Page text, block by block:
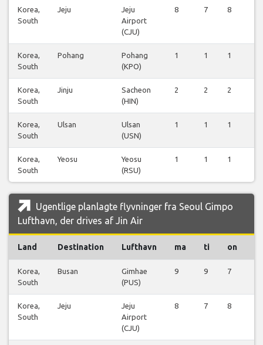
Korea,
South
Jeju
Jeju
Airport
(CJU)
8 7 8
Korea,
South
Pohang
Pohang
(KPO)
1 1 1
Korea,
South
Jinju
Sacheon
(HIN)
2 2 2
Korea,
South
Ulsan
Ulsan
(USN)
1 1 1
Korea,
South
Yeosu
Yeosu
(RSU)
1 1 1
Ugentlige planlagte flyvninger fra Seoul Gimpo
Lufthavn, der drives af Jin Air
Land Destination Lufthavn ma ti on
Korea,
South
Busan
Gimhae
(PUS)
9 9 7
Korea,
South
Jeju
Jeju
Airport
(CJU)
8 7 8